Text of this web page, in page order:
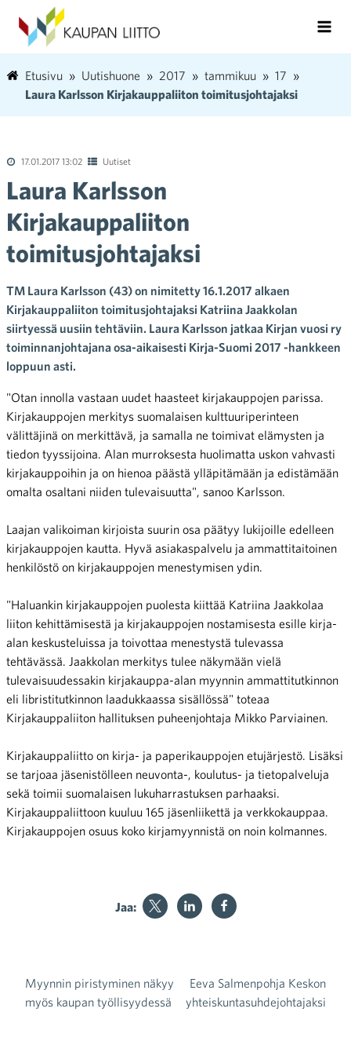
Etusivu Uutishuone 2017 tammikuu
17
Laura Karlsson Kirjakauppaliiton toimitusjohtajaksi
17.01.2017 13:02 Uutiset
Laura Karlsson
Kirjakauppaliiton
toimitusjohtajaksi
TM Laura Karlsson (43) on nimitetty 16.1.2017 alkaen
Kirjakauppaliiton toimitusjohtajaksi Katriina Jaakkolan
siirtyessä uusiin tehtäviin. Laura Karlsson jatkaa Kirjan vuosi ry
toiminnanjohtajana osa-aikaisesti Kirja-Suomi 2017 -hankkeen
loppuun asti.
"Otan innolla vastaan uudet haasteet kirjakauppojen parissa.
Kirjakauppojen merkitys suomalaisen kulttuuriperinteen
välittäjinä on merkittävä, ja samalla ne toimivat elämysten ja
tiedon tyyssijoina. Alan murroksesta huolimatta uskon vahvasti
kirjakauppoihin ja on hienoa päästä ylläpitämään ja edistämään
omalta osaltani niiden tulevaisuutta", sanoo Karlsson.
Laajan valikoiman kirjoista suurin osa päätyy lukijoille edelleen
kirjakauppojen kautta. Hyvä asiakaspalvelu ja ammattitaitoinen
henkilöstö on kirjakauppojen menestymisen ydin.
"Haluankin kirjakauppojen puolesta kiittää Katriina Jaakkolaa
liiton kehittämisestä ja kirjakauppojen nostamisesta esille kirja-
alan keskusteluissa ja toivottaa menestystä tulevassa
tehtävässä. Jaakkolan merkitys tulee näkymään vielä
tulevaisuudessakin kirjakauppa-alan myynnin ammattitutkinnon
eli libristitutkinnon laadukkaassa sisällössä" toteaa
Kirjakauppaliiton hallituksen puheenjohtaja Mikko Parviainen.
Kirjakauppaliitto on kirja- ja paperikauppojen etujärjestö. Lisäksi
se tarjoaa jäsenistölleen neuvonta-, koulutus- ja tietopalveluja
sekä toimii suomalaisen lukuharrastuksen parhaaksi.
Kirjakauppaliittoon kuuluu 165 jäsenliikettä ja verkkokauppaa.
Kirjakauppojen osuus koko kirjamyynnistä on noin kolmannes.
Jaa:
Artikkelien selaus
Myynnin piristyminen näkyy
myös kaupan työllisyydessä
Eeva Salmenpohja Keskon
yhteiskuntasuhdejohtajaksi